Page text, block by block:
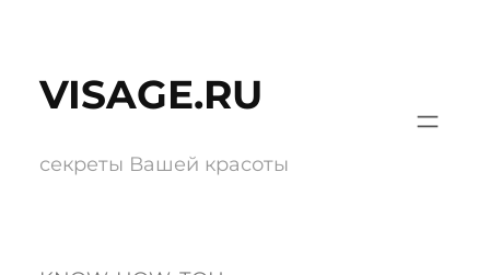
содержимому
VISAGE.RU
секреты Вашей красоты